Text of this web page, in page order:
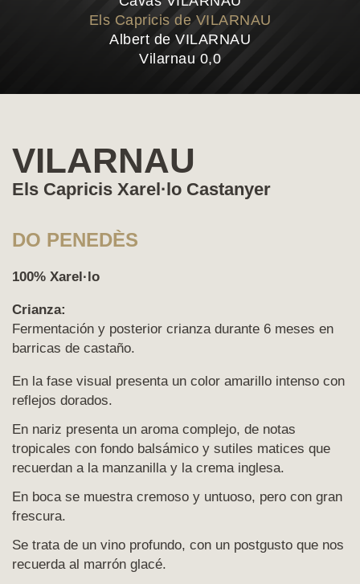
Els Capricis de VILARNAU
Albert de VILARNAU
Vilarnau 0,0
VILARNAU
Els Capricis Xarel·lo Castanyer
DO PENEDÈS
100% Xarel·lo
Crianza:
Fermentación y posterior crianza durante 6 meses en
barricas de castaño.
En la fase visual presenta un color amarillo intenso con
reflejos dorados.
En nariz presenta un aroma complejo, de notas
tropicales con fondo balsámico y sutiles matices que
recuerdan a la manzanilla y la crema inglesa.
En boca se muestra cremoso y untuoso, pero con gran
frescura.
Se trata de un vino profundo, con un postgusto que nos
recuerda al marrón glacé.